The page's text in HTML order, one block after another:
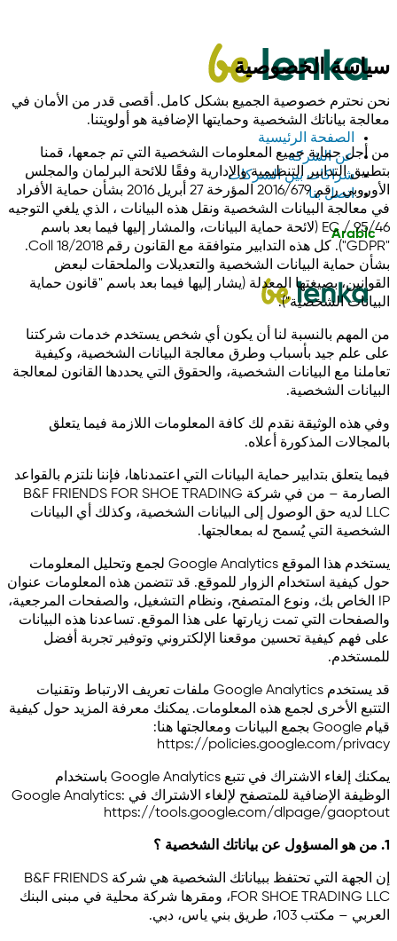
الصفحة الرئيسية
عن الشركة
شراكات بين الشركات
اتصل بنا
Arabic
سياسة الخصوصية
نحن نحترم خصوصية الجميع بشكل كامل. أقصى قدر من الأمان في
معالجة بياناتك الشخصية وحمايتها الإضافية هو أولويتنا.
من أجل حماية جميع المعلومات الشخصية التي تم جمعها، قمنا
بتطبيق التدابير التنظيمية والإدارية وفقًا للائحة البرلمان والمجلس
الأوروبي رقم 2016/679 المؤرخة 27 أبريل 2016 بشأن حماية الأفراد
في معالجة البيانات الشخصية ونقل هذه البيانات ، الذي يلغي التوجيه
95/46 / EC (لائحة حماية البيانات، والمشار إليها فيما بعد باسم
"GDPR"). كل هذه التدابير متوافقة مع القانون رقم 18/2018 Coll.
بشأن حماية البيانات الشخصية والتعديلات والملحقات لبعض
القوانين، بصيغتها المعدلة (يشار إليها فيما بعد باسم "قانون حماية
البيانات الشخصية").
من المهم بالنسبة لنا أن يكون أي شخص يستخدم خدمات شركتنا
على علم جيد بأسباب وطرق معالجة البيانات الشخصية، وكيفية
تعاملنا مع البيانات الشخصية، والحقوق التي يحددها القانون لمعالجة
البيانات الشخصية.
وفي هذه الوثيقة نقدم لك كافة المعلومات اللازمة فيما يتعلق
بالمجالات المذكورة أعلاه.
فيما يتعلق بتدابير حماية البيانات التي اعتمدناها، فإننا نلتزم بالقواعد
الصارمة – من في شركة B&F FRIENDS FOR SHOE TRADING
LLC لديه حق الوصول إلى البيانات الشخصية، وكذلك أي البيانات
الشخصية التي يُسمح له بمعالجتها.
يستخدم هذا الموقع Google Analytics لجمع وتحليل المعلومات
حول كيفية استخدام الزوار للموقع. قد تتضمن هذه المعلومات عنوان
IP الخاص بك، ونوع المتصفح، ونظام التشغيل، والصفحات المرجعية،
والصفحات التي تمت زيارتها على هذا الموقع. تساعدنا هذه البيانات
على فهم كيفية تحسين موقعنا الإلكتروني وتوفير تجربة أفضل
للمستخدم.
قد يستخدم Google Analytics ملفات تعريف الارتباط وتقنيات
التتبع الأخرى لجمع هذه المعلومات. يمكنك معرفة المزيد حول كيفية
قيام Google بجمع البيانات ومعالجتها هنا:
https://policies.google.com/privacy
يمكنك إلغاء الاشتراك في تتبع Google Analytics باستخدام
الوظيفة الإضافية للمتصفح لإلغاء الاشتراك في Google Analytics:
https://tools.google.com/dlpage/gaoptout
1. من هو المسؤول عن بياناتك الشخصية ؟
إن الجهة التي تحتفظ ببياناتك الشخصية هي شركة B&F FRIENDS
FOR SHOE TRADING LLC، ومقرها شركة محلية في مبنى البنك
العربي – مكتب 103، طريق بني ياس، دبي.